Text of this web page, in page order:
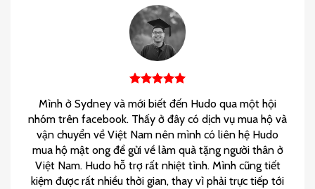
Mình ở Sydney và mới biết đến Hudo qua một hội
nhóm trên facebook. Thấy ở đây có dịch vụ mua hộ và
vận chuyển về Việt Nam nên mình có liên hệ Hudo
mua hộ mật ong để gửi về làm quà tặng người thân ở
Việt Nam. Hudo hỗ trợ rất nhiệt tình. Mình cũng tiết
kiệm được rất nhiều thời gian, thay vì phải trực tiếp tới